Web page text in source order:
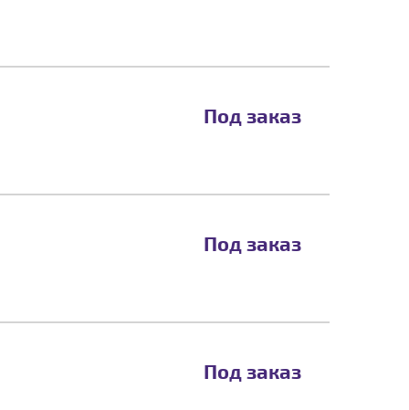
Под заказ
Под заказ
Под заказ